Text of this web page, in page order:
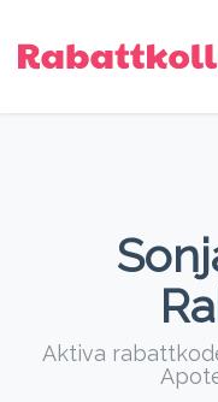
Aktiva